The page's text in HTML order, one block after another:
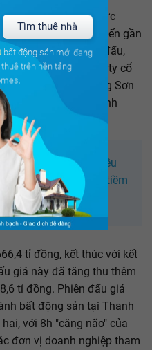
3 này được cho là cực
từ 8h00 sáng cho đến gần
thúc. Sau 30 vòng đấu,
là Liên danh công ty cổ
ty cổ phần Đông Sơn
Lê Quý Đôn, TP Thanh
tỉ đồng.
FLC cùng với nhiều
đổ bộ vào vùng đất tiềm
tỉ đồng, kết thúc với kết
giá này đã tăng thu thêm
tỉ đồng. Phiên đấu giá
bất động sản tại Thanh
với 8h "căng não" của
đơn vị doanh nghiệp tham
Tìm thuê nhà
bất động sản mới đang
trên nền tảng